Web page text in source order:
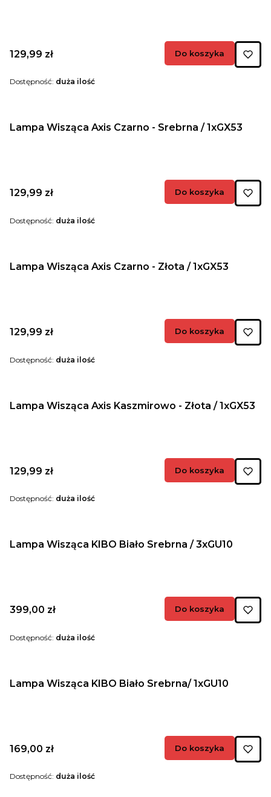
Cena
129,99 zł Do koszyka
Dostępność: duża ilość
Lampa Wisząca Axis Czarno - Srebrna / 1xGX53
Cena
129,99 zł Do koszyka
Dostępność: duża ilość
Lampa Wisząca Axis Czarno - Złota / 1xGX53
Cena
129,99 zł Do koszyka
Dostępność: duża ilość
Lampa Wisząca Axis Kaszmirowo - Złota / 1xGX53
Cena
129,99 zł Do koszyka
Dostępność: duża ilość
Lampa Wisząca KIBO Biało Srebrna / 3xGU10
Cena
399,00 zł Do koszyka
Dostępność: duża ilość
Lampa Wisząca KIBO Biało Srebrna/ 1xGU10
Cena
169,00 zł Do koszyka
Dostępność: duża ilość